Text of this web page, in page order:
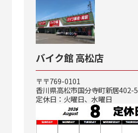
バイク館 高松店
〒〒769-0101
香川県高松市国分寺町新居402-5
定休日：火曜日、水曜日